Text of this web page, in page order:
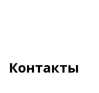
Контакты